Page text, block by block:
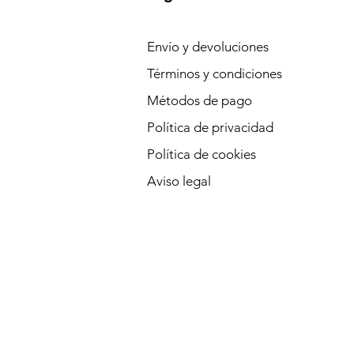
Envío y devoluciones
Términos y condiciones
Métodos de pago
Política de privacidad
Política de cookies
Aviso legal